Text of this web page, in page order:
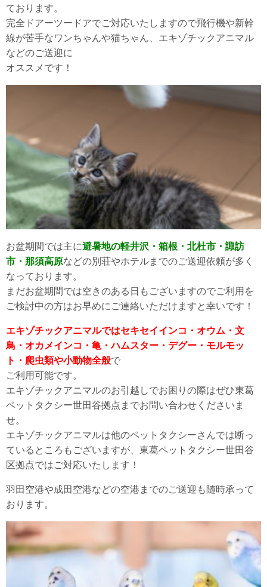
ております。
完全ドアーツードアでご対応いたしますので飛行機や新幹
線が苦手なワンちゃんや猫ちゃん、エキゾチックアニマル
などのご送迎に
オススメです！
お盆期間では主に避暑地の軽井沢・箱根・北杜市・諏訪
市・那須高原などの別荘やホテルまでのご送迎依頼が多く
なっております。
まだお盆期間では空きのある日もございますのでご利用を
ご検討中の方はお早めにご連絡いただけますと幸いです！
エキゾチックアニマルではセキセイインコ・オウム・文
鳥・オカメインコ・亀・ハムスター・デグー・モルモッ
ト・爬虫類や小動物全般で
ご利用可能です。
エキゾチックアニマルのお引越しでお困りの際はぜひ東葛
ペットタクシー世田谷拠点までお問い合わせくださいま
せ。
エキゾチックアニマルは他のペットタクシーさんでは断っ
ているところもございますが、東葛ペットタクシー世田谷
区拠点ではご対応いたします！
羽田空港や成田空港などの空港までのご送迎も随時承って
おります。